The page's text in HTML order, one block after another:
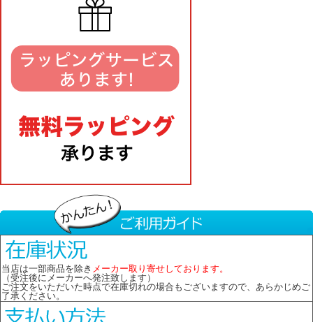
当店は一部商品を除き メーカー取り寄せしております。
（受注後にメーカーへ発注致します）
ご注文をいただいた時点で在庫切れの場合もございますので、あらかじめご
了承ください。